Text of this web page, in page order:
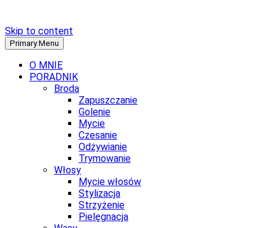
Skip to content
Primary Menu
O MNIE
PORADNIK
Broda
Zapuszczanie
Golenie
Mycie
Czesanie
Odżywianie
Trymowanie
Włosy
Mycie włosów
Stylizacja
Strzyżenie
Pielęgnacja